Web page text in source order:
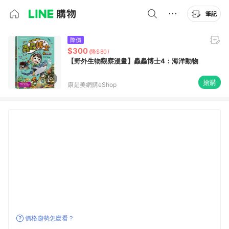
筆記
降價
$300 (降$80)
【野外生物觀察漫畫】蟲蟲博士4：海洋動物
康是美網購eShop 搶購
價格趨勢怎麼看？